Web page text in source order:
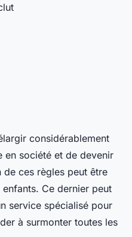
considérablement
en société et de devenir
de ces règles peut être
Ce dernier peut
service spécialisé pour
à surmonter toutes les